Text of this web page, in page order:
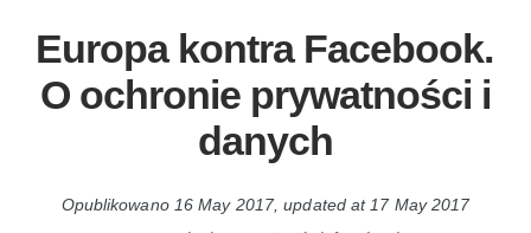
Europa kontra Facebook.
O ochronie prywatności i
danych
Opublikowano 16 May 2017, updated at 17 May 2017